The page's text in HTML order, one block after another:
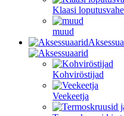
Klaasi
muud
Kohviröstijad
Veekeetja